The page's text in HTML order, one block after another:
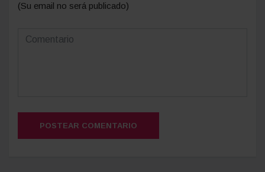
(Su email no será publicado)
POSTEAR COMENTARIO